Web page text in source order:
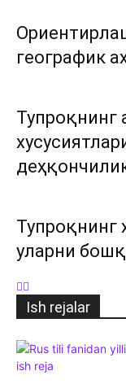
географик
Тупроқнинг
Тупроқнинг
уларни
Ish rejalar